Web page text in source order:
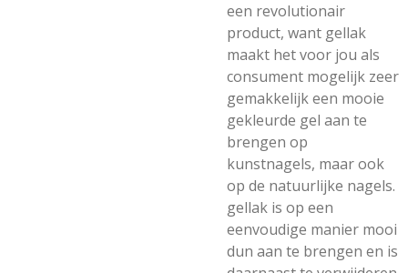
een revolutionair
product, want gellak
maakt het voor jou als
consument mogelijk zeer
gemakkelijk een mooie
gekleurde gel aan te
brengen op
kunstnagels, maar ook
op de natuurlijke nagels.
gellak is op een
eenvoudige manier mooi
dun aan te brengen en is